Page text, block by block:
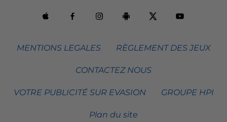
MENTIONS LEGALES RÈGLEMENT DES JEUX
CONTACTEZ NOUS
VOTRE PUBLICITÉ SUR EVASION GROUPE HPI
Plan du site